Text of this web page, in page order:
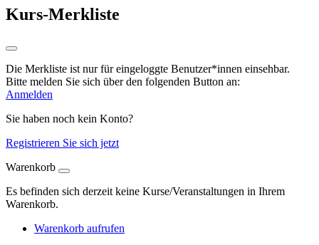
Kurs-Merkliste
Die Merkliste ist nur für eingeloggte Benutzer*innen einsehbar.
Bitte melden Sie sich über den folgenden Button an:
Anmelden
Sie haben noch kein Konto?
Registrieren Sie sich jetzt
Warenkorb
Es befinden sich derzeit keine Kurse/Veranstaltungen in Ihrem
Warenkorb.
Warenkorb aufrufen